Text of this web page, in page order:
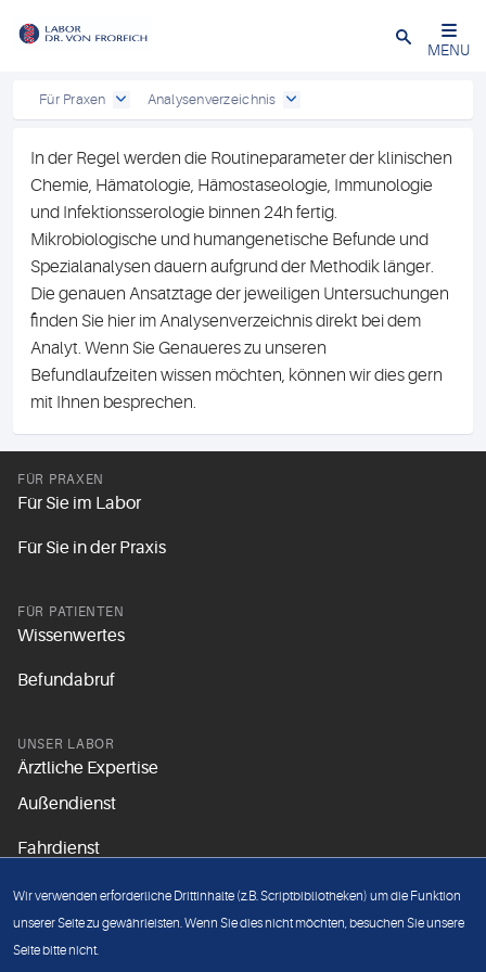
Close
MENU
Für Praxen Analysenverzeichnis
In der Regel werden die Routineparameter der klinischen
Chemie, Hämatologie, Hämostaseologie, Immunologie
und Infektionsserologie binnen 24h fertig.
Mikrobiologische und humangenetische Befunde und
Spezialanalysen dauern aufgrund der Methodik länger.
Die genauen Ansatztage der jeweiligen Untersuchungen
finden Sie hier im Analysenverzeichnis direkt bei dem
Analyt. Wenn Sie Genaueres zu unseren
Befundlaufzeiten wissen möchten, können wir dies gern
mit Ihnen besprechen.
FÜR PRAXEN
Für Sie im Labor
Für Sie in der Praxis
FÜR PATIENTEN
Wissenwertes
Befundabruf
UNSER LABOR
Ärztliche Expertise
Außendienst
Fahrdienst
Unsere Grundsätze
Wir verwenden erforderliche Drittinhalte (z.B. Scriptbibliotheken) um die Funktion
unserer Seite zu gewährleisten. Wenn Sie dies nicht möchten, besuchen Sie unsere
Seite bitte nicht.